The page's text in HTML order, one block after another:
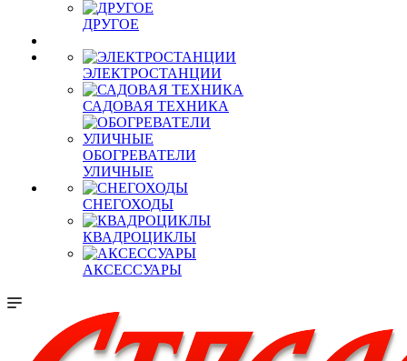
ДРУГОЕ
ЭЛЕКТРОСТАНЦИИ
САДОВАЯ ТЕХНИКА
ОБОГРЕВАТЕЛИ
УЛИЧНЫЕ
СНЕГОХОДЫ
КВАДРОЦИКЛЫ
АКСЕССУАРЫ